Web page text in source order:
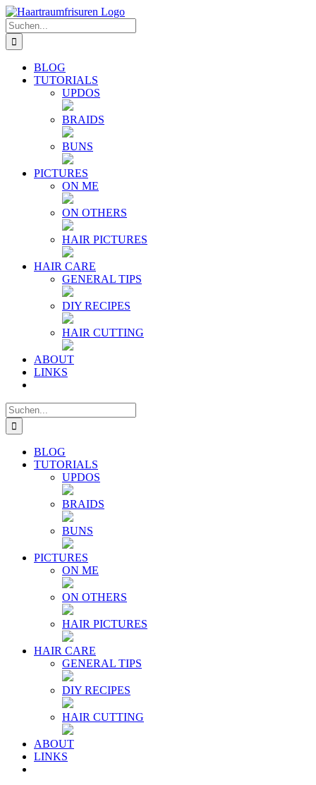
Zum
Inhalt
springen
E-
Mail
YouTube
Instagram
Facebook
Twitter
Suche
nach:
BLOG
TUTORIALS
UPDOS
BRAIDS
BUNS
PICTURES
ON ME
ON OTHERS
HAIR PICTURES
HAIR CARE
GENERAL TIPS
DIY RECIPES
HAIR CUTTING
ABOUT
LINKS
Suche
nach:
BLOG
TUTORIALS
UPDOS
BRAIDS
BUNS
PICTURES
ON ME
ON OTHERS
HAIR PICTURES
HAIR CARE
GENERAL TIPS
DIY RECIPES
HAIR CUTTING
ABOUT
LINKS